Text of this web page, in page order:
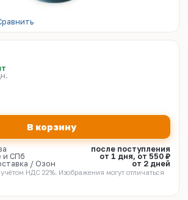
В корзину
после поступления
и СПб
от 1 дня, от 550 ₽
/ Озон
от 2 дней
НДС 22%. Изображения могут отличаться